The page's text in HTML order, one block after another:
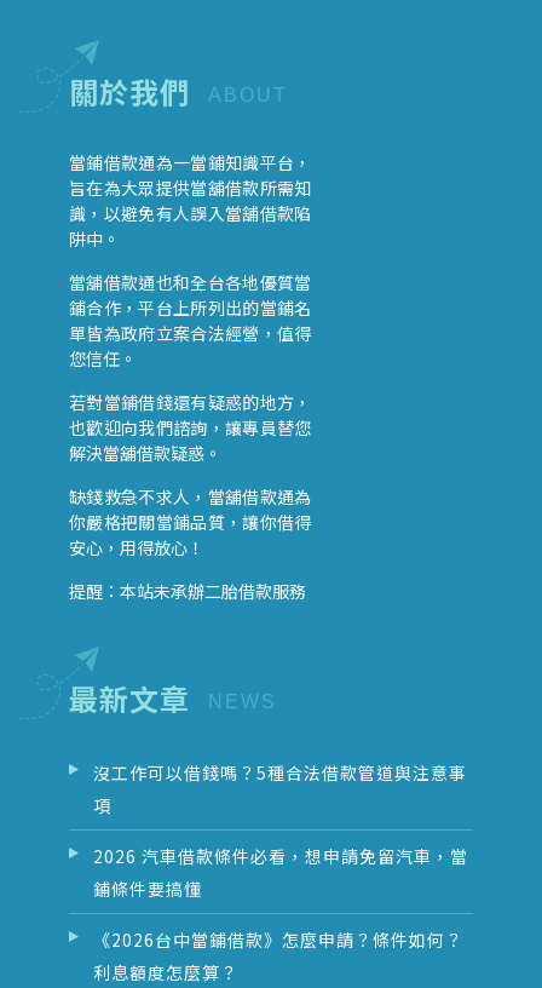
關於我們 ABOUT
當鋪借款通為一當鋪知識平台，
旨在為大眾提供當舖借款所需知
識，以避免有人誤入當舖借款陷
阱中。
當舖借款通也和全台各地優質當
鋪合作，平台上所列出的當鋪名
單皆為政府立案合法經營，值得
您信任。
若對當鋪借錢還有疑惑的地方，
也歡迎向我們諮詢，讓專員替您
解決當舖借款疑惑。
缺錢救急不求人，當舖借款通為
你嚴格把關當鋪品質，讓你借得
安心，用得放心！
提醒：本站未承辦二胎借款服務
最新文章
沒工作可以借錢嗎？5種合法借款管道與注意事
項
2026 汽車借款條件必看，想申請免留汽車，當
鋪條件要搞懂
《2026台中當鋪借款》怎麼申請？條件如何？
利息額度怎麼算？